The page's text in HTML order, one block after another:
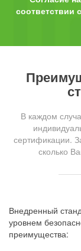
соответствии
В каждом
сертификации.
сколько
Внедренный
уровнем
преимущества: